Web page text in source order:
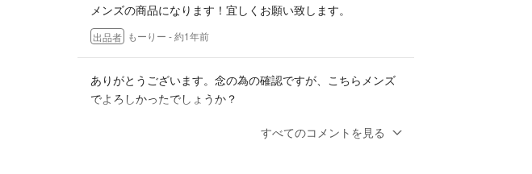
TOMMY HILFIGER
マーク&ロナ
12 11 577
メンズの商品になります！宜しくお願い致します。
出品者 もーりー - 約1年前
ありがとうございます。念の為の確認ですが、こちらメンズ
でよろしかったでしょうか？
すべてのコメントを見る